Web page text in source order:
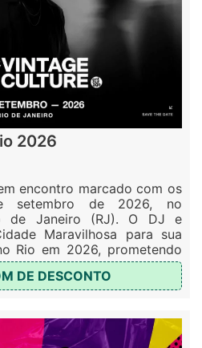
2026
encontro marcado com os
de 2026, no
de Janeiro (RJ). O DJ e
Maravilhosa para sua
Rio em 2026, prometendo
DE DESCONTO